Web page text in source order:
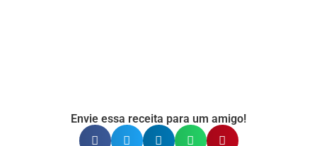
Envie essa receita para um amigo!